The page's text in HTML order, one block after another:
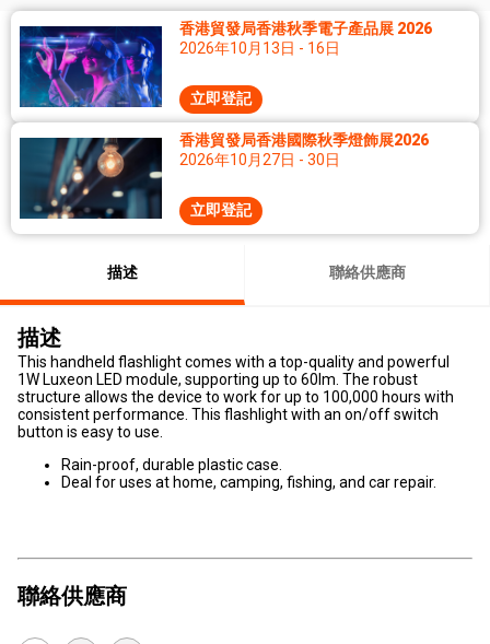
香港貿發局香港秋季電子產品展 2026
2026年10月13日 - 16日
立即登記
香港貿發局香港國際秋季燈飾展2026
2026年10月27日 - 30日
立即登記
描述 聯絡供應商
描述
This handheld flashlight comes with a top-quality and powerful
1W Luxeon LED module, supporting up to 60lm. The robust
structure allows the device to work for up to 100,000 hours with
consistent performance. This flashlight with an on/off switch
button is easy to use.
Rain-proof, durable plastic case.
Deal for uses at home, camping, fishing, and car repair.
聯絡供應商